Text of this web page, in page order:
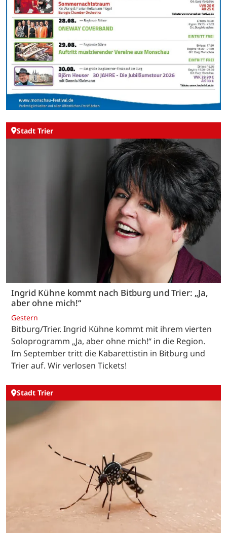
Stadt Trier
Ingrid Kühne kommt nach Bitburg und Trier: „Ja,
aber ohne mich!“
Gestern
Bitburg/Trier. Ingrid Kühne kommt mit ihrem vierten
Soloprogramm „Ja, aber ohne mich!“ in die Region.
Im September tritt die Kabarettistin in Bitburg und
Trier auf. Wir verlosen Tickets!
Stadt Trier